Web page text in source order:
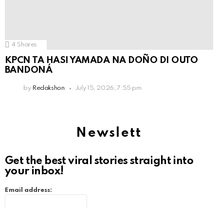
4 Shares
KPCN TA HASI YAMADA NA DOÑO DI OUTO
BANDONÁ
by Redakshon July 15, 2026, 7:55 pm
Newslett
Get the best viral stories straight into
your inbox!
Email address: